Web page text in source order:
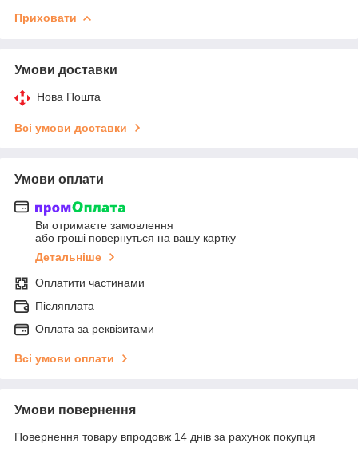
Приховати
Умови доставки
Нова Пошта
Всі умови доставки
Умови оплати
Ви отримаєте замовлення
або гроші повернуться на вашу картку
Детальніше
Оплатити частинами
Післяплата
Оплата за реквізитами
Всі умови оплати
Умови повернення
Повернення товару впродовж 14 днів за рахунок покупця